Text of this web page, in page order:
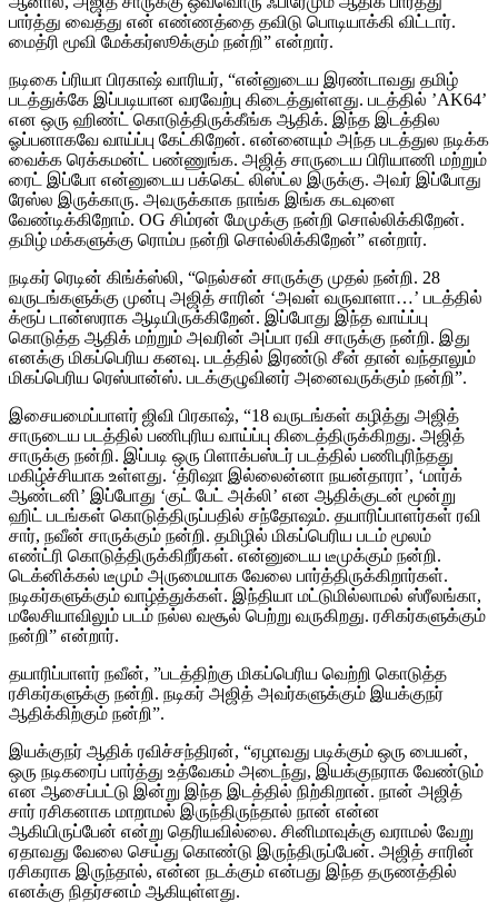
பார்த்து வைத்து என் எண்ணத்தை தவிடு பொடியாக்கி விட்டார்.
மைத்ரி மூவி மேக்கர்ஸூக்கும் நன்றி” என்றார்.
நடிகை ப்ரியா பிரகாஷ் வாரியர், “என்னுடைய இரண்டாவது தமிழ்
படத்துக்கே இப்படியான வரவேற்பு கிடைத்துள்ளது. படத்தில் ’AK64’
என ஒரு ஹிண்ட் கொடுத்திருக்கீங்க ஆதிக். இந்த இடத்தில
ஓப்பனாகவே வாய்ப்பு கேட்கிறேன். என்னையும் அந்த படத்துல நடிக்க
வைக்க ரெக்கமன்ட் பண்ணுங்க. அஜித் சாருடைய பிரியாணி மற்றும்
ரைட் இப்போ என்னுடைய பக்கெட் லிஸ்ட்ல இருக்கு. அவர் இப்போது
ரேஸ்ல இருக்காரு. அவருக்காக நாங்க இங்க கடவுளை
வேண்டிக்கிறோம். OG சிம்ரன் மேமுக்கு நன்றி சொல்லிக்கிறேன்.
தமிழ் மக்களுக்கு ரொம்ப நன்றி சொல்லிக்கிறேன்” என்றார்.
நடிகர் ரெடின் கிங்க்ஸ்லி, “நெல்சன் சாருக்கு முதல் நன்றி. 28
வருடங்களுக்கு முன்பு அஜித் சாரின் ‘அவள் வருவாளா…’ படத்தில்
க்ரூப் டான்ஸராக ஆடியிருக்கிறேன். இப்போது இந்த வாய்ப்பு
கொடுத்த ஆதிக் மற்றும் அவரின் அப்பா ரவி சாருக்கு நன்றி. இது
எனக்கு மிகப்பெரிய கனவு. படத்தில் இரண்டு சீன் தான் வந்தாலும்
மிகப்பெரிய ரெஸ்பான்ஸ். படக்குழுவினர் அனைவருக்கும் நன்றி”.
இசையமைப்பாளர் ஜிவி பிரகாஷ், “18 வருடங்கள் கழித்து அஜித்
சாருடைய படத்தில் பணிபுரிய வாய்ப்பு கிடைத்திருக்கிறது. அஜித்
சாருக்கு நன்றி. இப்படி ஒரு பிளாக்பஸ்டர் படத்தில் பணிபுரிந்தது
மகிழ்ச்சியாக உள்ளது. ‘த்ரிஷா இல்லைன்னா நயன்தாரா’, ‘மார்க்
ஆண்டனி’ இப்போது ‘குட் பேட் அக்லி’ என ஆதிக்குடன் மூன்று
ஹிட் படங்கள் கொடுத்திருப்பதில் சந்தோஷம். தயாரிப்பாளர்கள் ரவி
சார், நவீன் சாருக்கும் நன்றி. தமிழில் மிகப்பெரிய படம் மூலம்
எண்ட்ரி கொடுத்திருக்கிறீர்கள். என்னுடைய டீமுக்கும் நன்றி.
டெக்னிக்கல் டீமும் அருமையாக வேலை பார்த்திருக்கிறார்கள்.
நடிகர்களுக்கும் வாழ்த்துக்கள். இந்தியா மட்டுமில்லாமல் ஸ்ரீலங்கா,
மலேசியாவிலும் படம் நல்ல வசூல் பெற்று வருகிறது. ரசிகர்களுக்கும்
நன்றி” என்றார்.
தயாரிப்பாளர் நவீன், ”படத்திற்கு மிகப்பெரிய வெற்றி கொடுத்த
ரசிகர்களுக்கு நன்றி. நடிகர் அஜித் அவர்களுக்கும் இயக்குநர்
ஆதிக்கிற்கும் நன்றி”.
இயக்குநர் ஆதிக் ரவிச்சந்திரன், “ஏழாவது படிக்கும் ஒரு பையன்,
ஒரு நடிகரைப் பார்த்து உத்வேகம் அடைந்து, இயக்குநராக வேண்டும்
என ஆசைப்பட்டு இன்று இந்த இடத்தில் நிற்கிறான். நான் அஜித்
சார் ரசிகனாக மாறாமல் இருந்திருந்தால் நான் என்ன
ஆகியிருப்பேன் என்று தெரியவில்லை. சினிமாவுக்கு வராமல் வேறு
ஏதாவது வேலை செய்து கொண்டு இருந்திருப்பேன். அஜித் சாரின்
ரசிகராக இருந்தால், என்ன நடக்கும் என்பது இந்த தருணத்தில்
எனக்கு நிதர்சனம் ஆகியுள்ளது.